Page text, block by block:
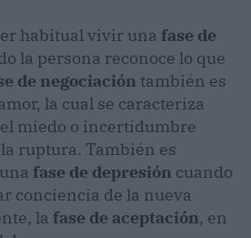
habitual vivir una fase de
la persona reconoce lo que
de negociación también es
la cual se caracteriza
miedo o incertidumbre
ruptura. También es
fase de depresión cuando
conciencia de la nueva
la fase de aceptación, en